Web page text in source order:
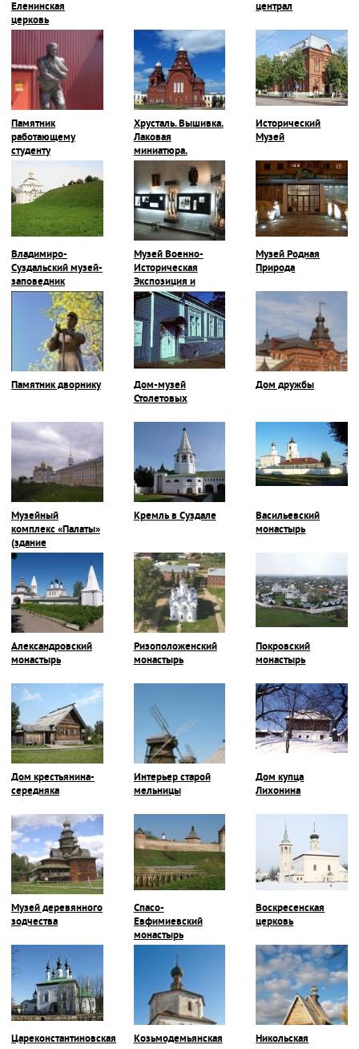
Еленинская
церковь
централ
Памятник
работающему
студенту
Хрусталь. Вышивка.
Лаковая
миниатюра.
Исторический
Музей
Владимиро-
Суздальский музей-
заповедник
Музей Военно-
Историческая
Экспозиция и
Галерея Героев-
Владимирцев
Музей Родная
Природа
Памятник дворнику
Дом-музей
Столетовых
Дом дружбы
Музейный
комплекс «Палаты»
(здание
Присутственных
Кремль в Суздале
Васильевский
монастырь
Александровский
монастырь
Ризоположенский
монастырь
Покровский
монастырь
Дом крестьянина-
середняка
Интерьер старой
мельницы
Дом купца
Лихонина
Музей деревянного
зодчества
Спасо-
Евфимиевский
монастырь
Воскресенская
церковь
Цареконстантиновская
Козьмодемьянская
Никольская